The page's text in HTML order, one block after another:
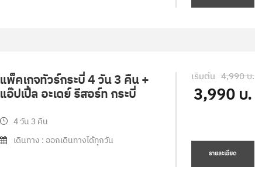
แพ็คเกจทัวร์กระบี่ 4 วัน 3 คืน +
แอ๊ปเปิ้ล อะเดย์ รีสอร์ท กระบี่
4 วัน 3 คืน
เดินทาง : ออกเดินทางได้ทุกวัน
เริ่มต้น 4,990 บ.
3,990 บ.
รายละเอียด